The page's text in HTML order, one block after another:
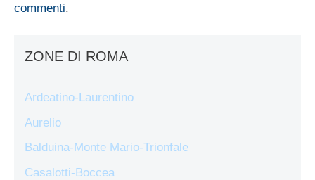
commenti.
ZONE DI ROMA
Ardeatino-Laurentino
Aurelio
Balduina-Monte Mario-Trionfale
Casalotti-Boccea